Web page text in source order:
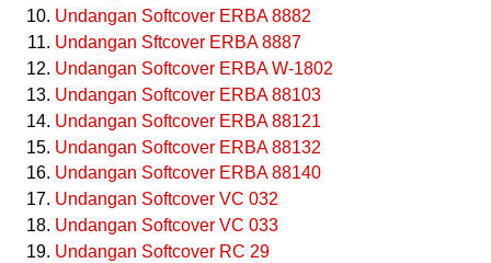
Undangan Softcover ERBA 8882
Undangan Sftcover ERBA 8887
Undangan Softcover ERBA W-1802
Undangan Softcover ERBA 88103
Undangan Softcover ERBA 88121
Undangan Softcover ERBA 88132
Undangan Softcover ERBA 88140
Undangan Softcover VC 032
Undangan Softcover VC 033
Undangan Softcover RC 29